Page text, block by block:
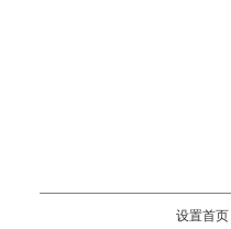
设置首页